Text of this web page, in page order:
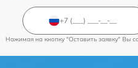
Нажимая на кнопку "Оставить заявку" Вы